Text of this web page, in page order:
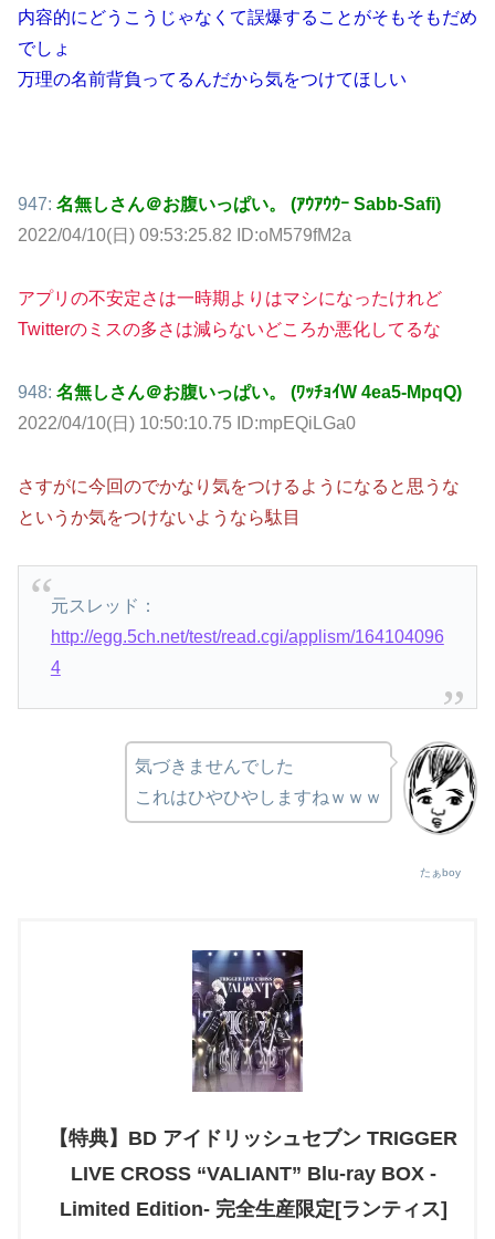
内容的にどうこうじゃなくて誤爆することがそもそもだめ
でしょ
万理の名前背負ってるんだから気をつけてほしい
947: 名無しさん＠お腹いっぱい。 (ｱｳｱｳｳｰ Sabb-Safi)
2022/04/10(日) 09:53:25.82 ID:oM579fM2a
アプリの不安定さは一時期よりはマシになったけれど
Twitterのミスの多さは減らないどころか悪化してるな
948: 名無しさん＠お腹いっぱい。 (ﾜｯﾁｮｲW 4ea5-MpqQ)
2022/04/10(日) 10:50:10.75 ID:mpEQiLGa0
さすがに今回のでかなり気をつけるようになると思うな
というか気をつけないようなら駄目
元スレッド：
http://egg.5ch.net/test/read.cgi/applism/164104096
4
たぁboy
気づきませんでした
これはひやひやしますねｗｗｗ
【特典】BD アイドリッシュセブン TRIGGER
LIVE CROSS “VALIANT” Blu-ray BOX -
Limited Edition- 完全生産限定[ランティス]